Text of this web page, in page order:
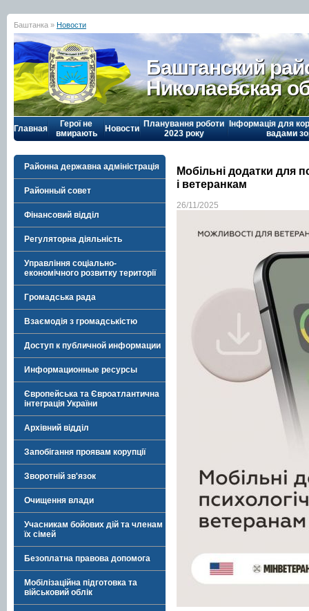
Баштанка » Новости
Баштанский
Николаевская
Главная
Герої не
вмирають
Новости Планування роботи
2023 року
Інформація для
вадами
Районна державна адміністрація
Районный совет
Фінансовий відділ
Регуляторна діяльність
Управління соціально-
економічного розвитку території
Громадська рада
Взаємодія з громадськістю
Доступ к публичной информации
Информационные ресурсы
Європейська та Євроатлантична
інтеграція України
Архівний відділ
Запобігання проявам корупції
Зворотній зв'язок
Очищення влади
Учасникам бойових дій та членам
їх сімей
Безоплатна правова допомога
Мобілізаційна підготовка та
військовий облік
Мобільні додатки для
і ветеранкам
26/11/2025